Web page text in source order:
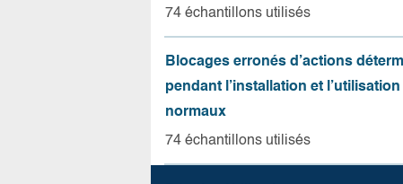
74 échantillons utilisés
Blocages erronés d’actions
pendant l’installation et
normaux
74 échantillons utilisés